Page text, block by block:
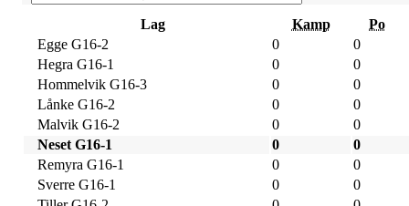
Lag Kamp
Po
Egge G16-2
0
0
Hegra G16-1
0
0
Hommelvik G16-3
0
0
Lånke G16-2
0
0
Malvik G16-2
0
0
Neset G16-1
0
0
Remyra G16-1
0
0
Sverre G16-1
0
0